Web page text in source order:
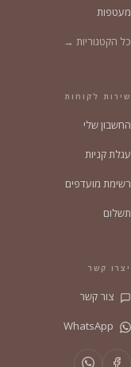
מעטפות
כל הקטגוריות →
שירות לקוחות
החשבון שלי
עגלת קניות
רשימת מועדפים
תשלום
יצרו קשר
צור קשר